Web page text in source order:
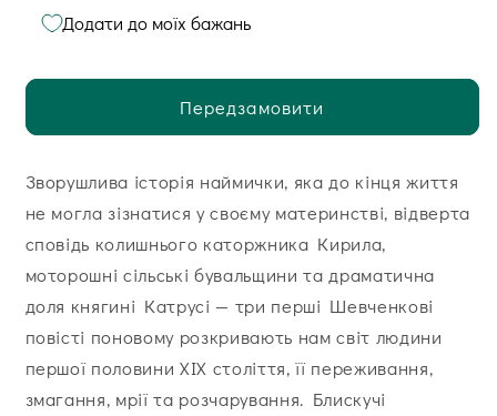
Додати до моїх бажань
Передзамовити
Зворушлива історія наймички, яка до кінця життя
не могла зізнатися у своєму материнстві, відверта
сповідь колишнього каторжника Кирила,
моторошні сільські бувальщини та драматична
доля княгині Катрусі — три перші Шевченкові
повісті поновому розкривають нам світ людини
першої половини ХІХ століття, її переживання,
змагання, мрії та розчарування. Блискучі